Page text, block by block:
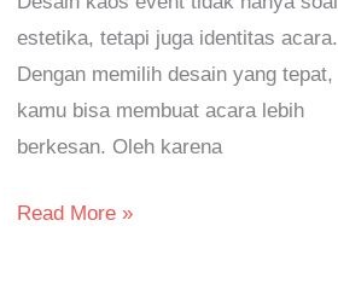
estetika, tetapi juga identitas acara.
Dengan memilih desain yang tepat,
kamu bisa membuat acara lebih
berkesan. Oleh karena
Read More »